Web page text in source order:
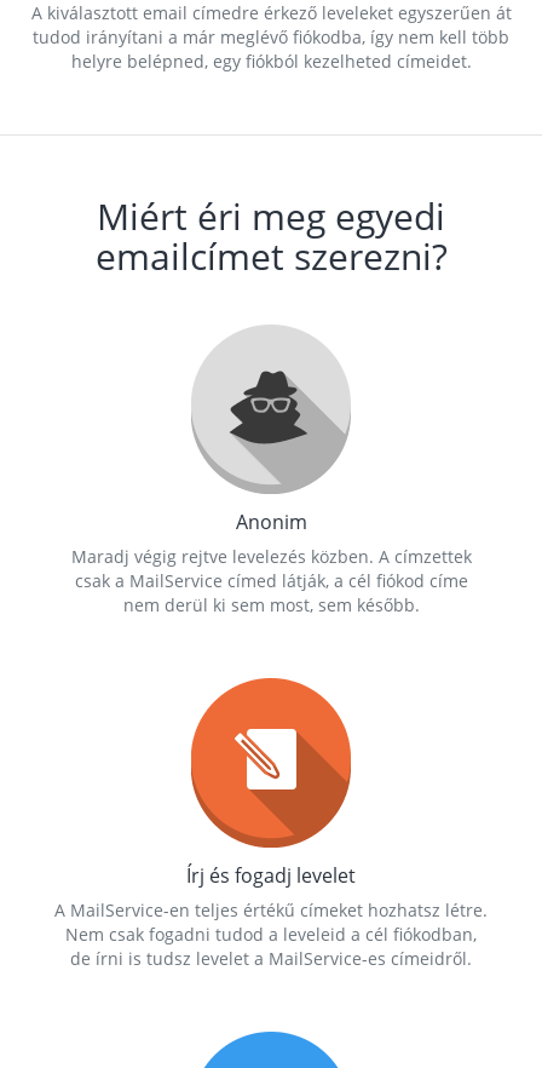
A kiválasztott email címedre érkező leveleket egyszerűen át
tudod irányítani a már meglévő fiókodba, így nem kell több
helyre belépned, egy fiókból kezelheted címeidet.
Miért éri meg egyedi
emailcímet szerezni?
Anonim
Maradj végig rejtve levelezés közben. A címzettek
csak a MailService címed látják, a cél fiókod címe
nem derül ki sem most, sem később.
Írj és fogadj levelet
A MailService-en teljes értékű címeket hozhatsz létre.
Nem csak fogadni tudod a leveleid a cél fiókodban,
de írni is tudsz levelet a MailService-es címeidről.